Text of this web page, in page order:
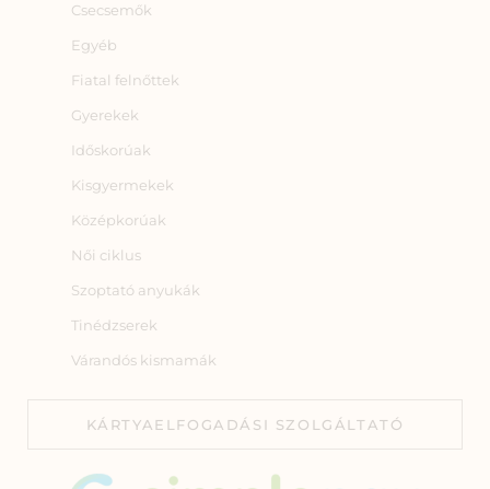
Csecsemők
Egyéb
Fiatal felnőttek
Gyerekek
Időskorúak
Kisgyermekek
Középkorúak
Női ciklus
Szoptató anyukák
Tinédzserek
Várandós kismamák
KÁRTYAELFOGADÁSI SZOLGÁLTATÓ